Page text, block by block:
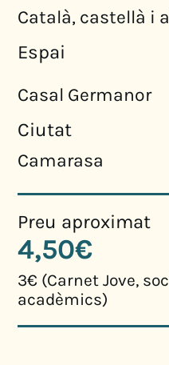
Català, castellà i
Espai
Casal Germanor
Ciutat
Camarasa
Preu aproximat
4,50€
3€ (Carnet Jove,
acadèmics)